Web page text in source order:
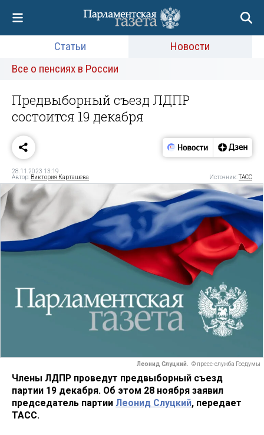
Статьи
Новости
Все о пенсиях в России
Предвыборный съезд ЛДПР
состоится 19 декабря
28.11.2023 13:19
Автор: Виктория Карташева Источник:ТАСС
Леонид Слуцкий. © пресс-служба Госдумы
Члены ЛДПР проведут предвыборный съезд
партии 19 декабря. Об этом 28 ноября заявил
председатель партии Леонид Слуцкий, передает
ТАСС.